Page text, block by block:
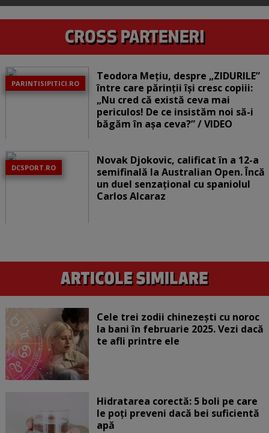
PARINTISIPITICI.RO
Teodora Mețiu, despre „ZIDURILE”
între care părinții își cresc copiii:
„Nu cred că există ceva mai
periculos! De ce insistăm noi să-i
băgăm în așa ceva?” / VIDEO
DCSPORT.RO
Novak Djokovic, calificat în a 12-a
semifinală la Australian Open. Încă
un duel senzațional cu spaniolul
Carlos Alcaraz
Cele trei zodii chinezești cu noroc
la bani în februarie 2025. Vezi dacă
te afli printre ele
Hidratarea corectă: 5 boli pe care
le poți preveni dacă bei suficientă
apă